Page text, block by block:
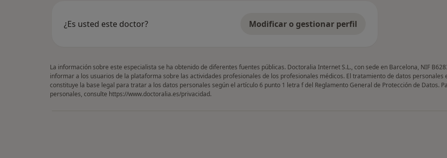
¿Es usted este doctor? Modificar o gestionar perfil
La información sobre este especialista se ha obtenido de diferentes fuentes públicas. Doctoralia Internet S.L., con sede en Barcelona, NIF
informar a los usuarios de la plataforma sobre las actividades profesionales de los profesionales médicos. El tratamiento de datos
constituye la base legal para tratar a los datos personales según el artículo 6 punto 1 letra f del Reglamento General de Protección de Datos.
personales, consulte https://www.doctoralia.es/privacidad.